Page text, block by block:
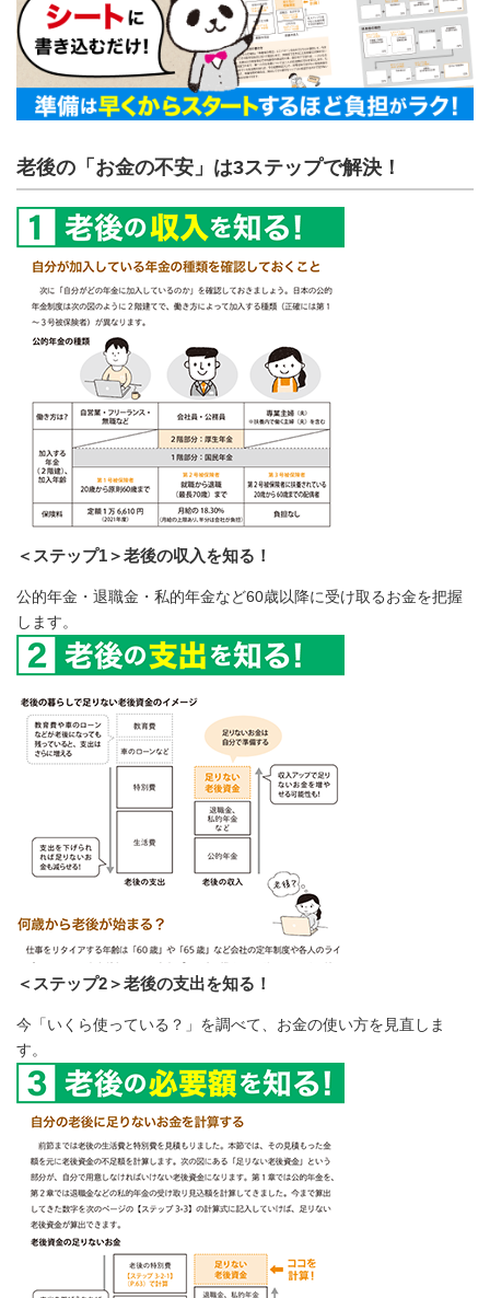
老後の「お金の不安」は3ステップで解決！
＜ステップ1＞老後の収入を知る！
公的年金・退職金・私的年金など60歳以降に受け取るお金を把握
します。
＜ステップ2＞老後の支出を知る！
今「いくら使っている？」を調べて、お金の使い方を見直しま
す。